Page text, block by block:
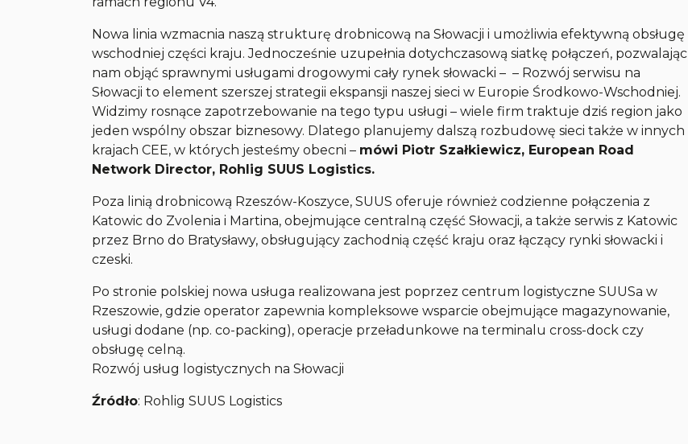
Nowa linia wzmacnia naszą strukturę drobnicową na Słowacji i umożliwia efektywną obsługę
wschodniej części kraju. Jednocześnie uzupełnia dotychczasową siatkę połączeń, pozwalając
nam objąć sprawnymi usługami drogowymi cały rynek słowacki – – Rozwój serwisu na
Słowacji to element szerszej strategii ekspansji naszej sieci w Europie Środkowo-Wschodniej.
Widzimy rosnące zapotrzebowanie na tego typu usługi – wiele firm traktuje dziś region jako
jeden wspólny obszar biznesowy. Dlatego planujemy dalszą rozbudowę sieci także w innych
krajach CEE, w których jesteśmy obecni – mówi Piotr Szałkiewicz, European Road
Network Director, Rohlig SUUS Logistics.
Poza linią drobnicową Rzeszów-Koszyce, SUUS oferuje również codzienne połączenia z
Katowic do Zvolenia i Martina, obejmujące centralną część Słowacji, a także serwis z Katowic
przez Brno do Bratysławy, obsługujący zachodnią część kraju oraz łączący rynki słowacki i
czeski.
Po stronie polskiej nowa usługa realizowana jest poprzez centrum logistyczne SUUSa w
Rzeszowie, gdzie operator zapewnia kompleksowe wsparcie obejmujące magazynowanie,
usługi dodane (np. co-packing), operacje przeładunkowe na terminalu cross-dock czy
obsługę celną.
Rozwój usług logistycznych na Słowacji
Źródło: Rohlig SUUS Logistics